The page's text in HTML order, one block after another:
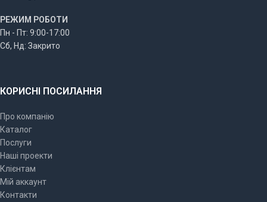
РЕЖИМ РОБОТИ
Пн - Пт: 9:00-17:00
Сб, Нд: Закрито
КОРИСНІ ПОСИЛАННЯ
Про компанію
Каталог
Послуги
Наші проекти
Клієнтам
Мій аккаунт
Контакти